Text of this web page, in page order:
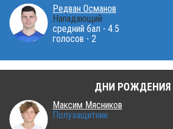
Редван Османов
Нападающий
средний бал - 4.5
голосов - 2
ДНИ РОЖДЕНИЯ
Максим Мясников
Полузащитник